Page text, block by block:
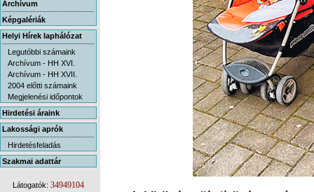
Archívum
Képgalériák
Helyi Hírek laphálózat
Legutóbbi számaink
Archívum - HH XVI.
Archívum - HH XVII.
2004 előtti számaink
Megjelenési időpontok
Hirdetési áraink
Lakossági aprók
Hirdetésfeladás
Szakmai adattár
Látogatók: 34949104